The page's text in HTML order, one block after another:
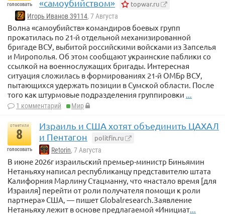
голосовать
«самоубийством»
topwar.ru
Игорь Иванов 39114, 7 Августа
Волна «самоубийств» командиров боевых групп
прокатилась по 21-й отдельной механизированной
бригаде ВСУ, выбитой российскими войсками из Запселья
и Мирополья. Об этом сообщают украинские паблики со
ссылкой на военнослужащих бригады. Интересная
ситуация сложилась в формированиях 21-й ОМБр ВСУ,
пытающихся удержать позиции в Сумской области. После
того как штурмовые подразделения группировки ...
1 комментарий Мир
отметили
8
голосовать
Израиль и США хотят объединить ЦАХАЛ
и Пентагон
politfin.ru
Retorin, 7 Августа
В июне 2026г израильский премьер-министр Биньямин
Нетаньяху написал республиканцу представителю штата
Калифорния Марлину Стацманну, что «настало время [для
Израиля] перейти от роли получателя помощи к роли
партнера» США, — пишет Globalresearch.Заявление
Нетаньяху лежит в основе предлагаемой «Инициат...